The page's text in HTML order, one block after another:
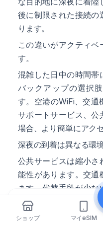
後に制限された接続の
ります。
この違いがアクティベ
す。
混雑した日中の時間帯
バックアップの選択
す。空港のWiFi、交通
サポートサービス、公
場合、より簡単にアク
深夜の到着は異なる環
公共サービスは縮小さ
能性があります。交通
ます。代替手段が少
満に感じられます。
これらの状況において
ショップ マイeSIM